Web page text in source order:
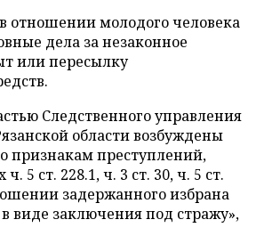
отношении молодого человека
дела за незаконное
или пересылку
Следственного управления
области возбуждены
признакам преступлений,
5 ст. 228.1, ч. 3 ст. 30, ч. 5 ст.
задержанного избрана
виде заключения под стражу»,